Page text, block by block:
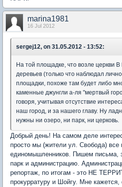
marina1981
16 Jul 2012
sergej12, on 31.05.2012 - 13:52:
На той площадке, что возле церкви
деревьев (только что наблюдал
площадки, похоже там будет либо
каменные джунгли а-ля "мертвый
говоря, учитывая отсутствие
наш город, и за нашего главу. Ну
нужны ни озеро, ни парк, ни церковь.
Добрый день! На самом деле
просто мы (жители ул. Свобода) все
единомышленников. Пишем письма,
парк и администрацию.
репортаж, по итогам - это НЕ
прокурратуру и Шойгу. Мне